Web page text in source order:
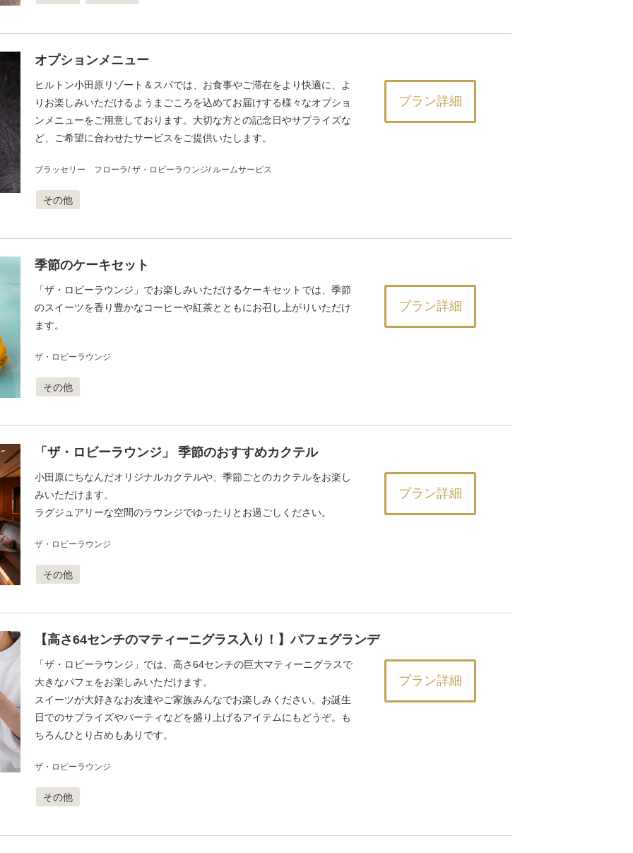
オプションメニュー
ヒルトン小田原リゾート＆スパでは、お食事やご滞在をより快適に、よ
りお楽しみいただけるようまごころを込めてお届けする様々なオプショ
ンメニューをご用意しております。大切な方との記念日やサプライズな
ど、ご希望に合わせたサービスをご提供いたします。
ブラッセリー フローラ ザ・ロビーラウンジ ルームサービス
その他
プラン詳細
季節のケーキセット
「ザ・ロビーラウンジ」でお楽しみいただけるケーキセットでは、季節
のスイーツを香り豊かなコーヒーや紅茶とともにお召し上がりいただけ
ます。
ザ・ロビーラウンジ
その他
プラン詳細
「ザ・ロビーラウンジ」 季節のおすすめカクテル
小田原にちなんだオリジナルカクテルや、季節ごとのカクテルをお楽し
みいただけます。
ラグジュアリーな空間のラウンジでゆったりとお過ごしください。
ザ・ロビーラウンジ
その他
プラン詳細
【高さ64センチのマティーニグラス入り！】パフェグランデ
「ザ・ロビーラウンジ」では、高さ64センチの巨大マティーニグラスで
大きなパフェをお楽しみいただけます。
スイーツが大好きなお友達やご家族みんなでお楽しみください。お誕生
日でのサプライズやパーティなどを盛り上げるアイテムにもどうぞ。も
ちろんひとり占めもありです。
ザ・ロビーラウンジ
その他
プラン詳細